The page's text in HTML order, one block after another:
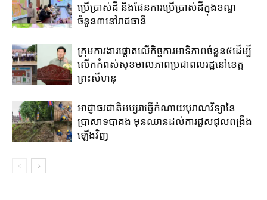
ប្រើប្រាស់ដី​ និង​ផែនការ​ប្រើប្រាស់​ដី​ក្នុង​ខណ្ឌ​
ចំនួន៣​នៅ​រាជធានី​
ក្រុមការងារ​ផ្តោត​លើ​កិច្ចការ​អាទិភាព​ចំនួន​៥​ដើម្បី​
លើក​កំពស់​សុខមាលភាព​ប្រជាពលរដ្ឋ​នៅ​ខេត្ត
ព្រះសីហនុ​
អាជ្ញាធរជាតិអប្សរា​ធ្វើ​កំណាយ​បុរាណ​វិទ្យា​នៃ​
ប្រាសាទបាគង​ មុនឈាន​ដល់​ការ​ជួសជុល​ពង្រឹង​
ឡើងវិញ​